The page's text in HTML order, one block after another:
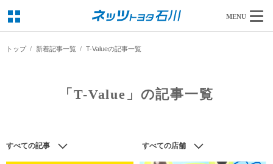
MENU
トップ 新着記事一覧 T-Valueの記事一覧
「T-Value」の記事一覧
すべての記事 すべての店舗